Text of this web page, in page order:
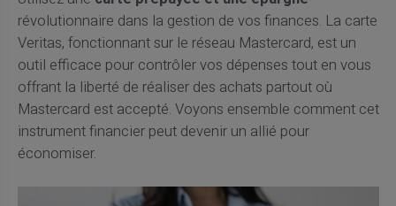
révolutionnaire dans la gestion de vos finances. La carte
Veritas, fonctionnant sur le réseau Mastercard, est un
outil efficace pour contrôler vos dépenses tout en vous
offrant la liberté de réaliser des achats partout où
Mastercard est accepté. Voyons ensemble comment cet
instrument financier peut devenir un allié pour
économiser.